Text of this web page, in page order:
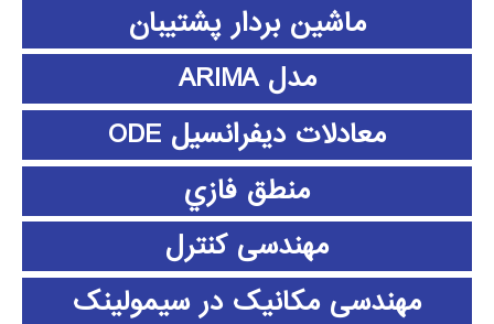
ماشین بردار پشتیبان
مدل ARIMA
معادلات دیفرانسیل ODE
منطق فازي
مهندسی کنترل
مهندسی مکانیک در سیمولینک